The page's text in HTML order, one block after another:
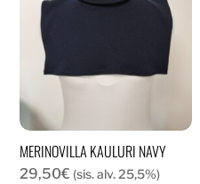
MERINOVILLA KAULURI NAVY
29,50€ (sis. alv. 25,5%)